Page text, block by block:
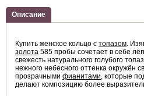
Описание
Купить женское кольцо с топазом.
золота 585 пробы сочетает в себе
свежесть натурального голубого
нежного небесного оттенка окружён
прозрачными фианитами, которые
делают композицию более